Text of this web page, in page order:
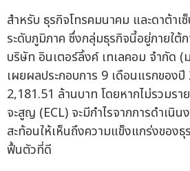
สำหรับ ธุรกิจโทรคมนาคม และดาต้าเ
ระดับภูมิภาค ซึ่งกลุ่มธุรกิจนี้อยู่ภายใต้
บริษัท อินเตอร์ลิ้งค์ เทเลคอม จำกัด
เผยผลประกอบการ 9 เดือนแรกของ
2,181.51 ล้านบาท โดยหากไม่รวมร
จะสูญ (ECL) จะมีกำไรจากการดำเนิ
สะท้อนให้เห็นถึงความแข็งแกร่งของ
ฟื้นตัวที่ดี